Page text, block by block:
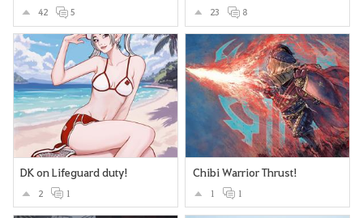
42 5 23 8
DK on Lifeguard duty!
2 1
Chibi Warrior Thrust!
1 1